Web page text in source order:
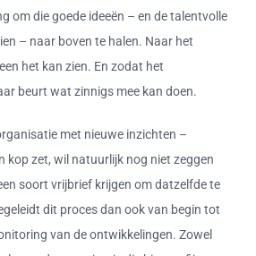
om die goede ideeën – en de talentvolle
– naar boven te halen. Naar het
het kan zien. En zodat het
beurt wat zinnigs mee kan doen.
met nieuwe inzichten –
kop zet, wil natuurlijk nog niet zeggen
soort vrijbrief krijgen om datzelfde te
dit proces dan ook van begin tot
van de ontwikkelingen. Zowel